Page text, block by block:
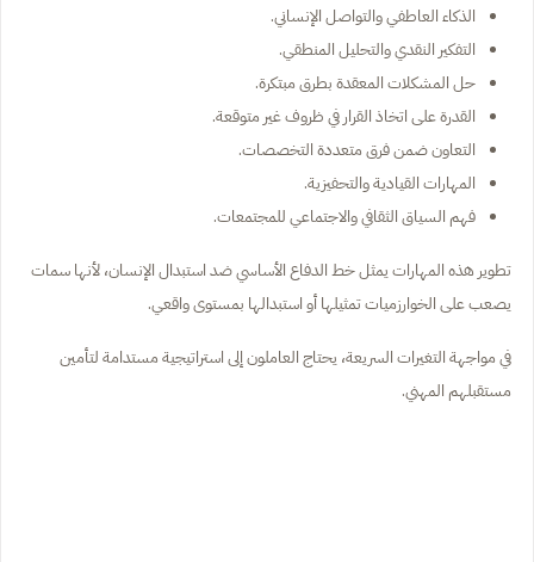
الذكاء العاطفي والتواصل الإنساني.
التفكير النقدي والتحليل المنطقي.
حل المشكلات المعقدة بطرق مبتكرة.
القدرة على اتخاذ القرار في ظروف غير متوقعة.
التعاون ضمن فرق متعددة التخصصات.
المهارات القيادية والتحفيزية.
فهم السياق الثقافي والاجتماعي للمجتمعات.
تطوير هذه المهارات يمثل خط الدفاع الأساسي ضد استبدال الإنسان، لأنها سمات
يصعب على الخوارزميات تمثيلها أو استبدالها بمستوى واقعي.
في مواجهة التغيرات السريعة، يحتاج العاملون إلى استراتيجية مستدامة لتأمين
مستقبلهم المهني.